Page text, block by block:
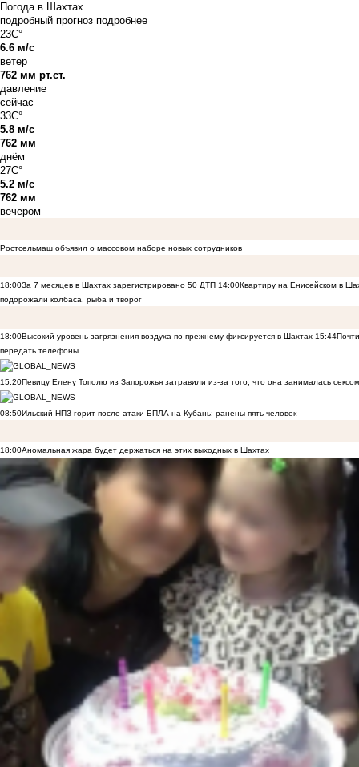
Погода в Шахтах
подробный прогноз подробнее
23C°
6.6 м/с
ветер
762 мм рт.ст.
давление
сейчас
33C°
5.8 м/с
762 мм
днём
27C°
5.2 м/с
762 мм
вечером
Ростсельмаш объявил о массовом наборе новых сотрудников
18:00За 7 месяцев в Шахтах зарегистрировано 50 ДТП 14:00Квартиру на Енисейском в
подорожали колбаса, рыба и творог
18:00Высокий уровень загрязнения воздуха по-прежнему фиксируется в Шахтах 15:44
передать телефоны
15:20Певицу Елену Тополю из Запорожья затравили из-за того, что она занималась
08:50Ильский НПЗ горит после атаки БПЛА на Кубань: ранены пять человек
18:00Аномальная жара будет держаться на этих выходных в Шахтах